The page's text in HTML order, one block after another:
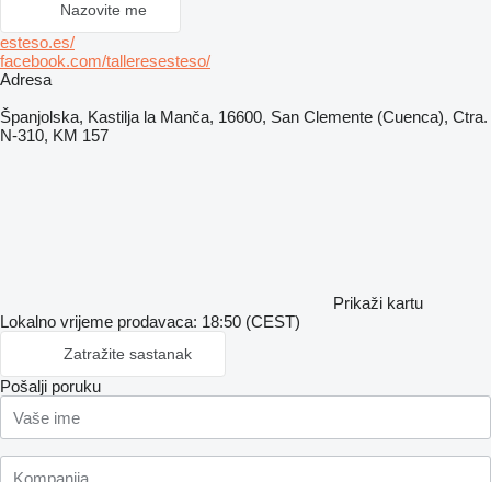
Nazovite me
esteso.es/
facebook.com/talleresesteso/
Adresa
Španjolska, Kastilja la Manča, 16600, San Clemente (Cuenca), Ctra.
N-310, KM 157
Prikaži kartu
Lokalno vrijeme prodavaca: 18:50 (CEST)
Zatražite sastanak
Pošalji poruku